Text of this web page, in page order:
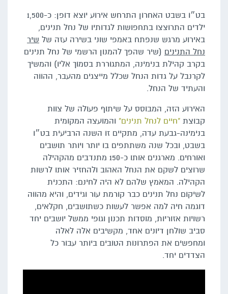
בט״ו בשבט האחרון התרחש אירוע יוצא דופן: כ-1,500
ילדים התרוצצו בתחפושות לגדותיו של נחל תנינים,
באירוע מרגש שנפתח באמפי שוני בשירה עזה של שיר
נחל התנינים (שיר שהפך להמנון הרשמי של נחל תנינים
בקרב קהילת בנימינה, המתגוררת בסמוך אליו) והמשיך
לקרנבל על גדות הנחל שכלל מייצגים מהעבר, ההווה
והעתיד של הנחל.
האירוע הזה, המבוסס על שיתוף פעולה של צוות
קבוצת "חיים לנחל תנינים" והמועצה המקומית
בנימינה-גבעת עדה, מתקיים זו השנה הרביעית בט״ו
בשבט, ובכל שנה משתתפים בו יותר ויותר תושבים
ואורחים. מארגנים אותו כ-150 מתנדבים מהקהילה
שרוצים לשקם את הנחל האהוב ולהחזיר אותו לרשות
הקהילה. המאמץ שלהם לא היה לחינם: התכנית
לשיקום נחל תנינים כבר קורמת עור וגידים, והיא מהווה
דוגמה חיה למה אפשר לעשות כשתושבים, חקלאים,
רשויות אזוריות, מוסדות תכנון וגופי ממשל יושבים יחד
סביב שולחן דיונים אחד, מקשיבים אלה לאלה
ומחפשים את הפתרונות הטובים ביותר עבור כל
הצדדים יחד.